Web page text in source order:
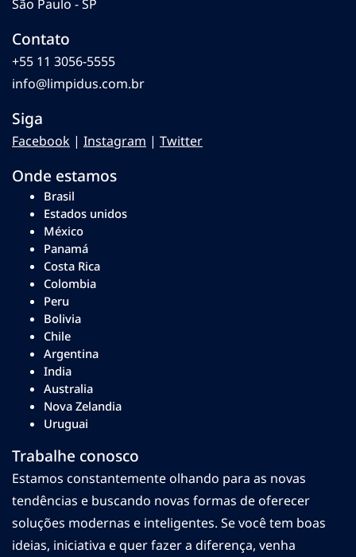
São Paulo - SP
Contato
+55 11 3056-5555
info@limpidus.com.br
Siga
Facebook | Instagram | Twitter
Onde estamos
Brasil
Estados unidos
México
Panamá
Costa Rica
Colombia
Peru
Bolivia
Chile
Argentina
India
Australia
Nova Zelandia
Uruguai
Trabalhe conosco
Estamos constantemente olhando para as novas
tendências e buscando novas formas de oferecer
soluções modernas e inteligentes. Se você tem boas
ideias, iniciativa e quer fazer a diferença, venha